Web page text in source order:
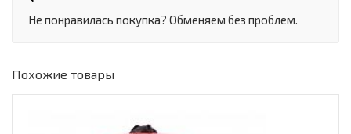
Не понравилась покупка? Обменяем без проблем.
Похожие товары